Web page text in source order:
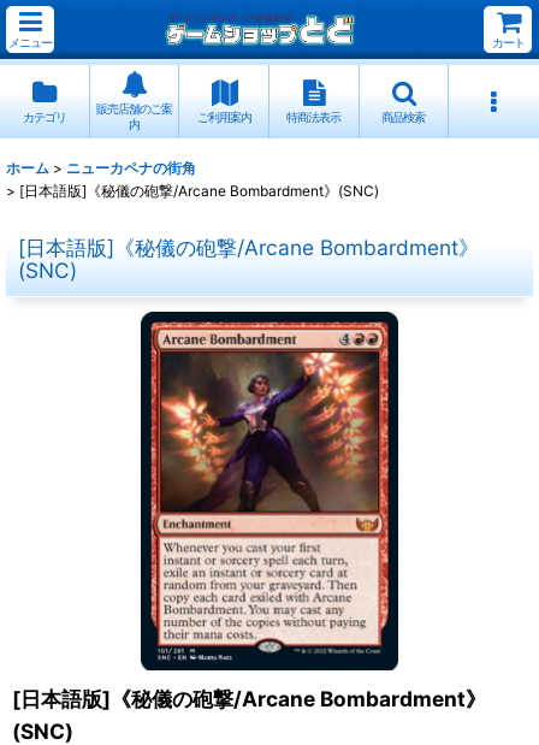
メニュー カート
カテゴリ
販売店舗のご案
内
ご利用案内 特商法表示 商品検索
ホーム > ニューカペナの街角
> [日本語版]《秘儀の砲撃/Arcane Bombardment》(SNC)
[日本語版]《秘儀の砲撃/Arcane Bombardment》
(SNC)
[日本語版]《秘儀の砲撃/Arcane Bombardment》
(SNC)